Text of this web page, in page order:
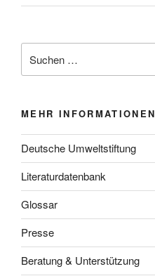
nach:
MEHR INFORMATIONEN
Deutsche Umweltstiftung
Literaturdatenbank
Glossar
Presse
Beratung & Unterstützung